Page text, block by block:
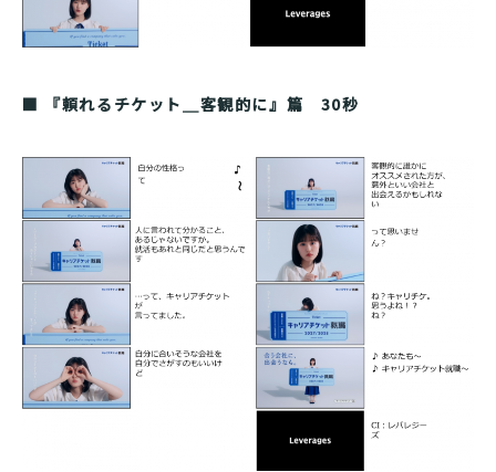
■ 『頼れるチケット＿客観的に』篇 30秒